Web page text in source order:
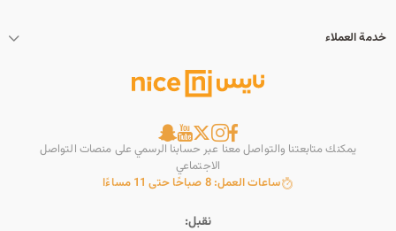
خدمة العملاء
يمكنك متابعتنا والتواصل معنا عبر حسابنا الرسمي على منصات التواصل
الاجتماعي
ساعات العمل: 8 صباحًا حتى 11 مساءًا
نقبل: